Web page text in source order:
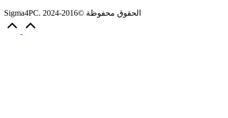
Sigma4PC. الحقوق محفوظة ©2016-2024